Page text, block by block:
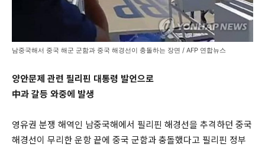
남중국해서 중국 해군 군함과 중국 해경선이 충돌하는 장면 / AFP 연합뉴스
양안문제 관련 필리핀 대통령 발언으로
中과 갈등 와중에 발생
영유권 분쟁 해역인 남중국해에서 필리핀 해경선을 추격하던 중국
해경선이 무리한 운항 끝에 중국 군함과 충돌했다고 필리핀 정부